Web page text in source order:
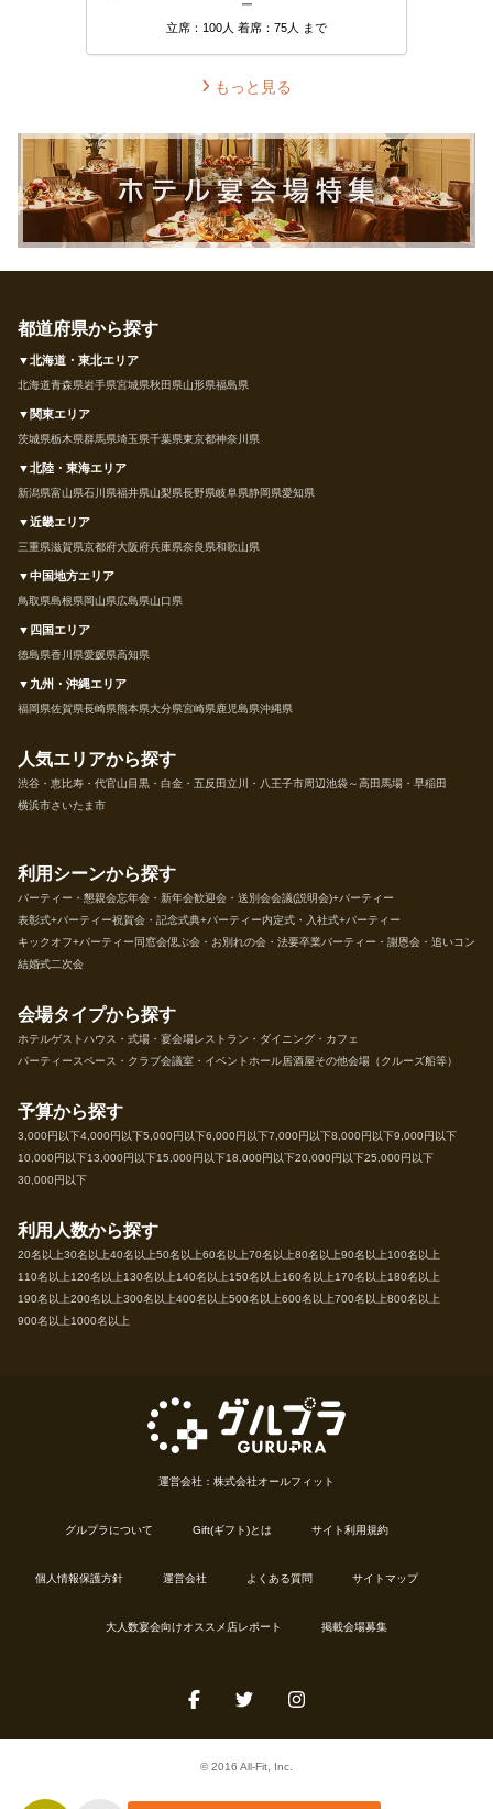
ー
立席：100人 着席：75人 まで
もっと見る
都道府県から探す
▼北海道・東北エリア
北海道青森県岩手県宮城県秋田県山形県福島県
▼関東エリア
茨城県栃木県群馬県埼玉県千葉県東京都神奈川県
▼北陸・東海エリア
新潟県富山県石川県福井県山梨県長野県岐阜県静岡県愛知県
▼近畿エリア
三重県滋賀県京都府大阪府兵庫県奈良県和歌山県
▼中国地方エリア
鳥取県島根県岡山県広島県山口県
▼四国エリア
徳島県香川県愛媛県高知県
▼九州・沖縄エリア
福岡県佐賀県長崎県熊本県大分県宮崎県鹿児島県沖縄県
人気エリアから探す
渋谷・恵比寿・代官山目黒・白金・五反田立川・八王子市周辺池袋～高田馬場・早稲田
横浜市さいたま市
利用シーンから探す
パーティー・懇親会忘年会・新年会歓迎会・送別会会議(説明会)+パーティー
表彰式+パーティー祝賀会・記念式典+パーティー内定式・入社式+パーティー
キックオフ+パーティー 同窓会偲ぶ会・お別れの会・法要卒業パーティー・謝恩会・追いコン
結婚式二次会
会場タイプから探す
ホテルゲストハウス・式場・宴会場レストラン・ダイニング・カフェ
パーティースペース・クラブ会議室・イベントホール居酒屋その他会場（クルーズ船等）
予算から探す
3,000円以下4,000円以下5,000円以下6,000円以下7,000円以下8,000円以下9,000円以下
10,000円以下13,000円以下15,000円以下18,000円以下20,000円以下25,000円以下
30,000円以下
利用人数から探す
20名以上30名以上40名以上50名以上60名以上70名以上80名以上90名以上100名以上
110名以上120名以上130名以上140名以上150名以上160名以上170名以上180名以上
190名以上200名以上300名以上400名以上500名以上600名以上700名以上800名以上
900名以上1000名以上
運営会社：株式会社オールフィット
グルプラについて Gift(ギフト)とは サイト利用規約
個人情報保護方針 運営会社 よくある質問 サイトマップ
大人数宴会向けオススメ店レポート 掲載会場募集
© 2016 All-Fit, Inc.